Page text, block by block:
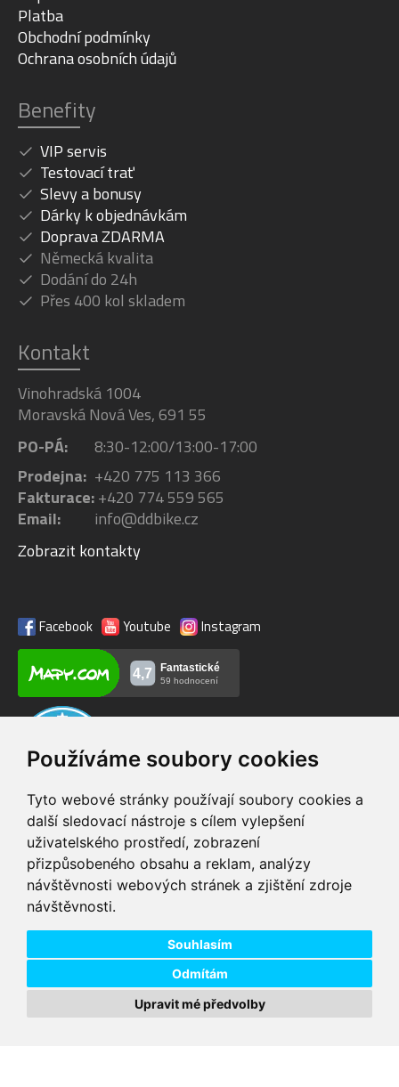
Používáme soubory cookies
Tyto webové stránky používají soubory cookies a
další sledovací nástroje s cílem vylepšení
uživatelského prostředí, zobrazení
přizpůsobeného obsahu a reklam, analýzy
návštěvnosti webových stránek a zjištění zdroje
návštěvnosti.
Souhlasím
Odmítám
Upravit mé předvolby
Platba
Obchodní podmínky
Ochrana osobních údajů
Benefity
VIP servis
Testovací trať
Slevy a bonusy
Dárky k objednávkám
Doprava ZDARMA
Německá kvalita
Dodání do 24h
Přes 400 kol skladem
Kontakt
Vinohradská 1004
Moravská Nová Ves, 691 55
PO-PÁ:
8:30-12:00/13:00-17:00
Prodejna: +420 775 113 366
Fakturace:+420 774 559 565
Email:
info@ddbike.cz
Zobrazit kontakty
Facebook Youtube Instagram
VIP servis
na zakoupená
elektrokola
Testovací trať
možnost vyzkoušet si
elektrokola
Doprava ZDARMA
pro objednávky nad 1600 zboží skladem při
Copyright © 2026 DD PNEU s.r.o. Všechna práva vyhrazena. bb9